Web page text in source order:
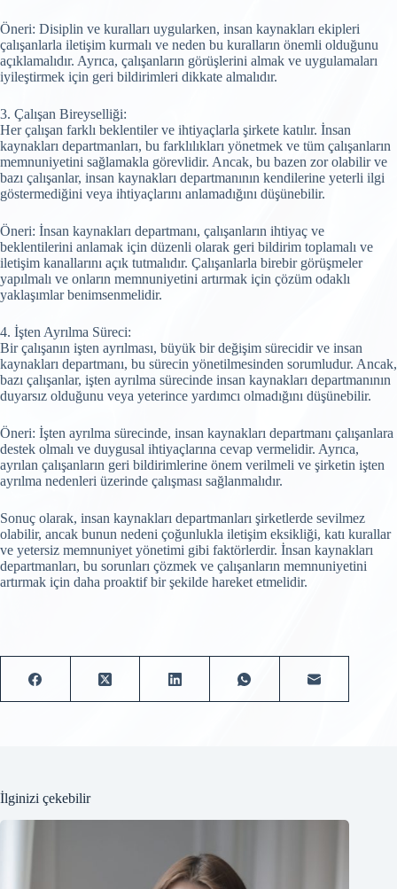
Öneri: Disiplin ve kuralları uygularken, insan kaynakları ekipleri
çalışanlarla iletişim kurmalı ve neden bu kuralların önemli olduğunu
açıklamalıdır. Ayrıca, çalışanların görüşlerini almak ve uygulamaları
iyileştirmek için geri bildirimleri dikkate almalıdır.
3. Çalışan Bireyselliği:
Her çalışan farklı beklentiler ve ihtiyaçlarla şirkete katılır. İnsan
kaynakları departmanları, bu farklılıkları yönetmek ve tüm çalışanların
memnuniyetini sağlamakla görevlidir. Ancak, bu bazen zor olabilir ve
bazı çalışanlar, insan kaynakları departmanının kendilerine yeterli ilgi
göstermediğini veya ihtiyaçlarını anlamadığını düşünebilir.
Öneri: İnsan kaynakları departmanı, çalışanların ihtiyaç ve
beklentilerini anlamak için düzenli olarak geri bildirim toplamalı ve
iletişim kanallarını açık tutmalıdır. Çalışanlarla birebir görüşmeler
yapılmalı ve onların memnuniyetini artırmak için çözüm odaklı
yaklaşımlar benimsenmelidir.
4. İşten Ayrılma Süreci:
Bir çalışanın işten ayrılması, büyük bir değişim sürecidir ve insan
kaynakları departmanı, bu sürecin yönetilmesinden sorumludur. Ancak,
bazı çalışanlar, işten ayrılma sürecinde insan kaynakları departmanının
duyarsız olduğunu veya yeterince yardımcı olmadığını düşünebilir.
Öneri: İşten ayrılma sürecinde, insan kaynakları departmanı çalışanlara
destek olmalı ve duygusal ihtiyaçlarına cevap vermelidir. Ayrıca,
ayrılan çalışanların geri bildirimlerine önem verilmeli ve şirketin işten
ayrılma nedenleri üzerinde çalışması sağlanmalıdır.
Sonuç olarak, insan kaynakları departmanları şirketlerde sevilmez
olabilir, ancak bunun nedeni çoğunlukla iletişim eksikliği, katı kurallar
ve yetersiz memnuniyet yönetimi gibi faktörlerdir. İnsan kaynakları
departmanları, bu sorunları çözmek ve çalışanların memnuniyetini
artırmak için daha proaktif bir şekilde hareket etmelidir.
İlginizi çekebilir